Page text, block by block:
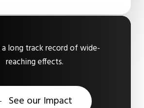
long track record of wide-
reaching effects.
See our Impact